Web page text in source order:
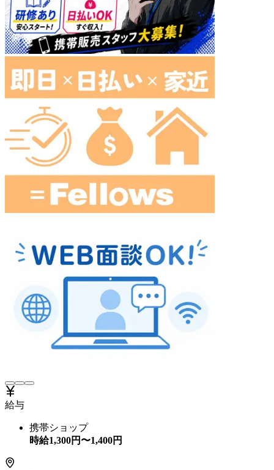
給与
携帯ショップ
時給1,300円〜1,400円